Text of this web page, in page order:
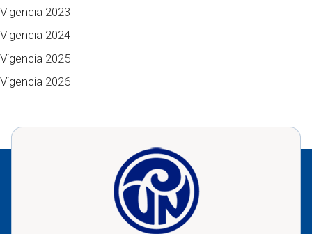
Vigencia 2023
Vigencia 2024
Vigencia 2025
Vigencia 2026